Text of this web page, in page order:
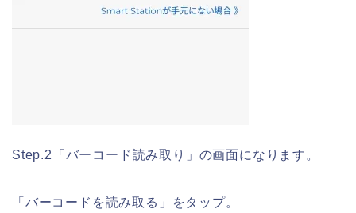
Step.2「バーコード読み取り」の画面になります。
「バーコードを読み取る」をタップ。